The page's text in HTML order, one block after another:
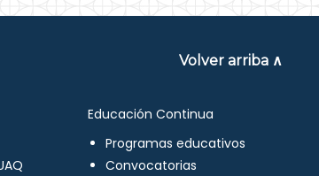
Volver arriba ∧
Educación Continua
Programas educativos
Convocatorias